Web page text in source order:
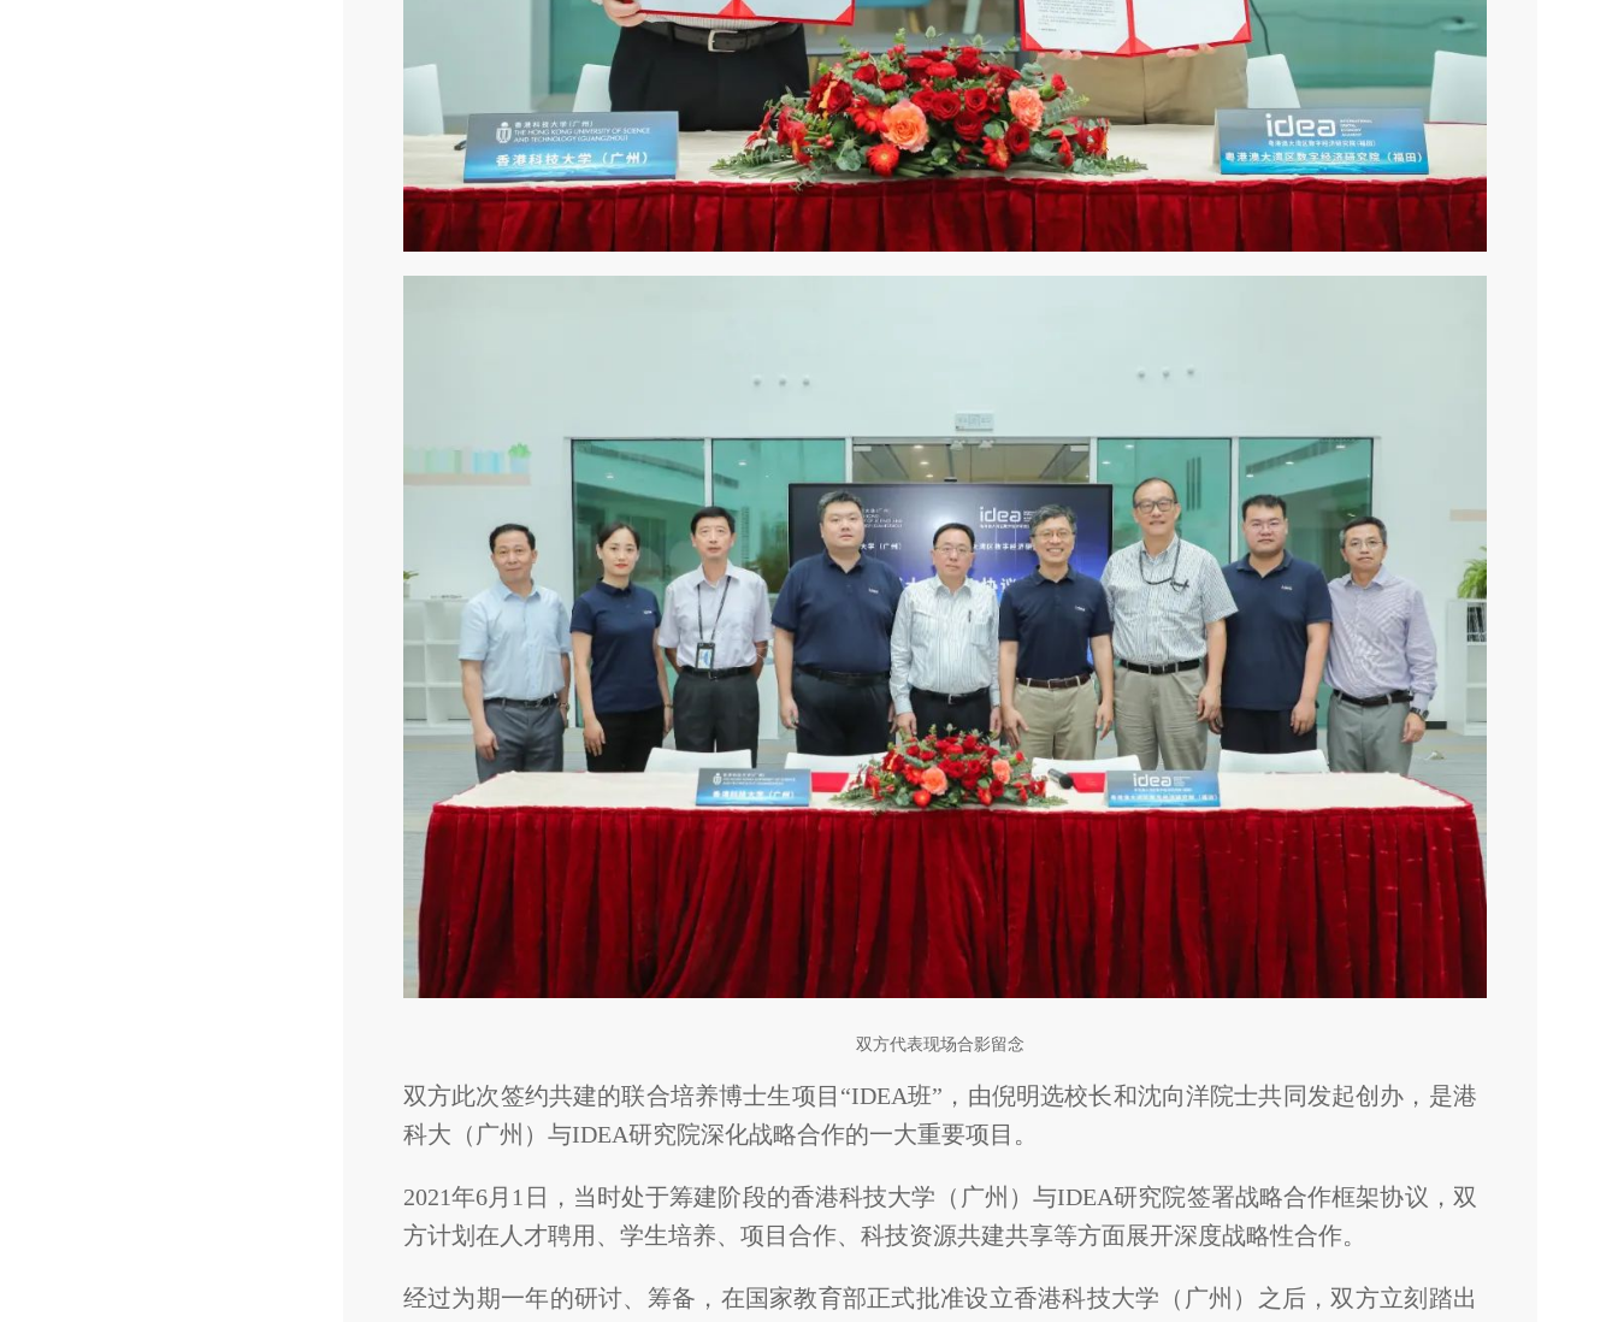
双方代表现场合影留念
双方此次签约共建的联合培养博士生项目“IDEA班”，由倪明选校长和沈向洋院士共同发起创办，是港
科大（广州）与IDEA研究院深化战略合作的一大重要项目。
2021年6月1日，当时处于筹建阶段的香港科技大学（广州）与IDEA研究院签署战略合作框架协议，双
方计划在人才聘用、学生培养、项目合作、科技资源共建共享等方面展开深度战略性合作。
经过为期一年的研讨、筹备，在国家教育部正式批准设立香港科技大学（广州）之后，双方立刻踏出